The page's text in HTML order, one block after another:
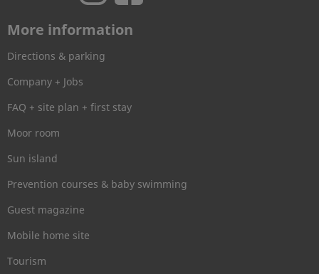
More information
Directions & parking
Company + Jobs
FAQ + site plan + first stay
Moor room
Sun island
Prevention courses & baby swimming
Guest magazine
Mobile home site
Tourism